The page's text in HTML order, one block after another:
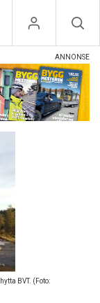
BVT. (Foto: